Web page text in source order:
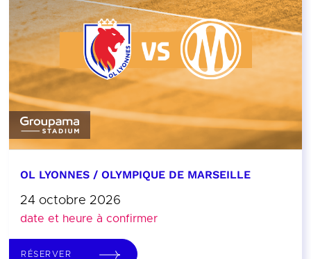
OL LYONNES / OLYMPIQUE DE MARSEILLE
24 octobre 2026
date et heure à confirmer
RÉSERVER